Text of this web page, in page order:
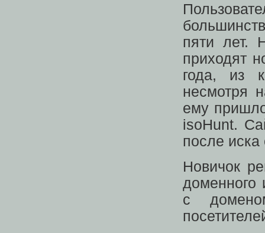
пяти лет.
приходят
года, из
несмотря
ему
isoHunt.
после
Новичок
доменного
с